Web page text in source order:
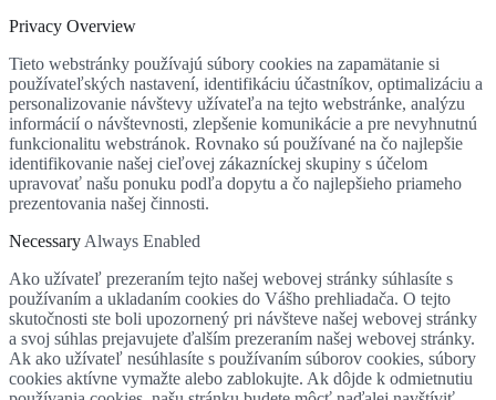
Privacy Overview
Tieto webstránky používajú súbory cookies na zapamätanie si
používateľských nastavení, identifikáciu účastníkov, optimalizáciu a
personalizovanie návštevy užívateľa na tejto webstránke, analýzu
informácií o návštevnosti, zlepšenie komunikácie a pre nevyhnutnú
funkcionalitu webstránok. Rovnako sú používané na čo najlepšie
identifikovanie našej cieľovej zákazníckej skupiny s účelom
upravovať našu ponuku podľa dopytu a čo najlepšieho priameho
prezentovania našej činnosti.
Necessary Always Enabled
Ako užívateľ prezeraním tejto našej webovej stránky súhlasíte s
používaním a ukladaním cookies do Vášho prehliadača. O tejto
skutočnosti ste boli upozornený pri návšteve našej webovej stránky
a svoj súhlas prejavujete ďalším prezeraním našej webovej stránky.
Ak ako užívateľ nesúhlasíte s používaním súborov cookies, súbory
cookies aktívne vymažte alebo zablokujte. Ak dôjde k odmietnutiu